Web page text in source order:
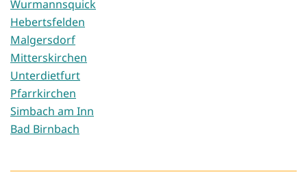
Wurmannsquick
Hebertsfelden
Malgersdorf
Mitterskirchen
Unterdietfurt
Pfarrkirchen
Simbach am Inn
Bad Birnbach